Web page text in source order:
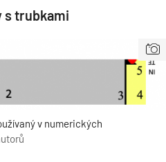
s trubkami
v numerických